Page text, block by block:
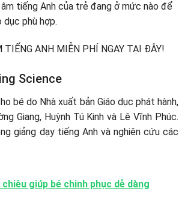
tiếng Anh của trẻ đang ở mức nào để
phù hợp.
ANH MIỄN PHÍ NGAY TẠI ĐÂY!
Science
bé do Nhà xuất bản Giáo dục phát hành,
Giang, Huỳnh Tú Kinh và Lê Vĩnh Phúc.
giảng dạy tiếng Anh và nghiên cứu các
giúp bé chinh phục dễ dàng